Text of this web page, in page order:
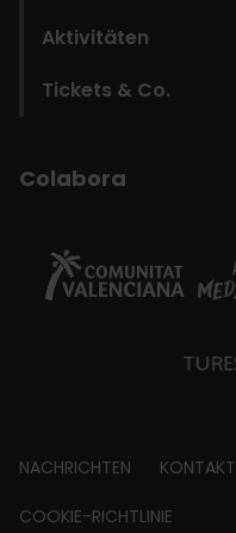
Aktivitäten
Tickets & Co.
Colabora
Footer
NACHRICHTEN KONTAKT
COOKIE-RICHTLINIE